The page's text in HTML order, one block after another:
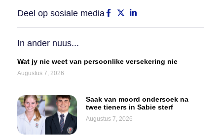
Deel op sosiale media
In ander nuus...
Wat jy nie weet van persoonlike versekering nie
Augustus 7, 2026
Saak van moord ondersoek na
twee tieners in Sabie sterf
Augustus 7, 2026